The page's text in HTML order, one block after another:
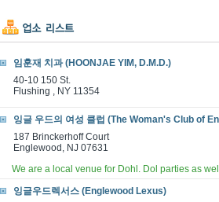
임훈재 치과 (HOONJAE YIM, D.M.D.)
40-10 150 St.
Flushing , NY 11354
잉글 우드의 여성 클럽 (The Woman's Club of
187 Brinckerhoff Court
Englewood, NJ 07631
We are a local venue for Dohl. Dol parties as
잉글우드렉서스 (Englewood Lexus)